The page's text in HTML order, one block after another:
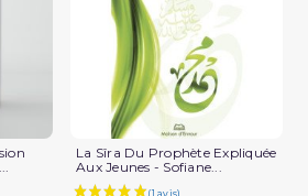
La Sîra Du Prophète Expliquée
Aux Jeunes - Sofiane...